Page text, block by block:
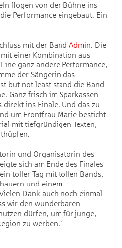
flogen von der Bühne ins
Performance eingebaut. Ein
mit der Band Admin. Die
einer Kombination aus
ganz andere Performance,
der Sängerin das
but not least stand die Band
Ganz frisch im Sparkassen-
direkt ins Finale. Und das zu
um Frontfrau Marie besticht
mit tiefgründigen Texten,
und Organisatorin des
sich am Ende des Finales
toller Tag mit tollen Bands,
und einem
Dank auch noch einmal
wir den wunderbaren
dürfen, um für junge,
zu werben.“